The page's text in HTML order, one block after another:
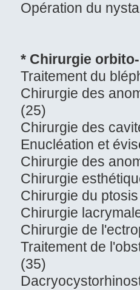
Opération du
* Chirurgie
Traitement du
Chirurgie des
(25)
Chirurgie des
Enucléation et
Chirurgie des
Chirurgie
Chirurgie du
Chirurgie
Chirurgie de
Traitement de
(35)